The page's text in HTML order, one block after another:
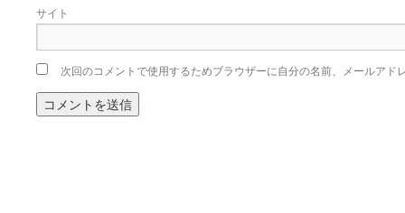
サイト
次回のコメントで使用するためブラウザーに自分の名前、メールアド